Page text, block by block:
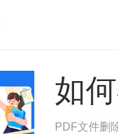
如
PDF文件删